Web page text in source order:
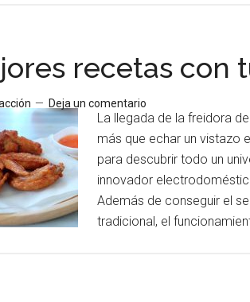
recetas con
Deja un comentario
La llegada de la freidora
más que echar un vistazo
para descubrir todo un
innovador
Además de conseguir el
tradicional, el